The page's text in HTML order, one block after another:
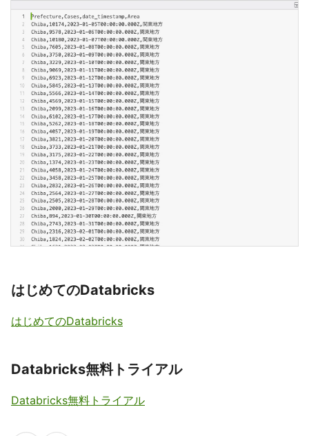
はじめてのDatabricks
はじめてのDatabricks
Databricks無料トライアル
Databricks無料トライアル